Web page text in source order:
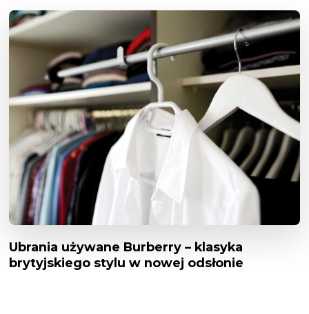
Ubrania używane Burberry – klasyka
brytyjskiego stylu w nowej odsłonie